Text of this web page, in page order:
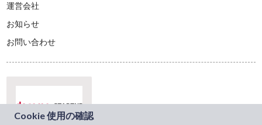
運営会社
お知らせ
お問い合わせ